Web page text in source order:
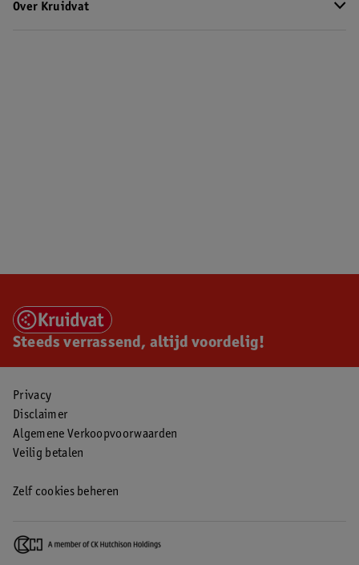
Over Kruidvat
Steeds verrassend, altijd voordelig!
Privacy
Disclaimer
Algemene Verkoopvoorwaarden
Veilig betalen
Zelf cookies beheren